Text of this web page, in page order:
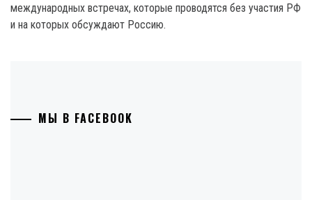
международных встречах, которые проводятся без участия РФ
и на которых обсуждают Россию.
МЫ В FACEBOOK